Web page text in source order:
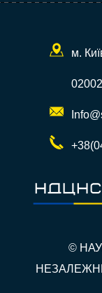
м.
02002
©